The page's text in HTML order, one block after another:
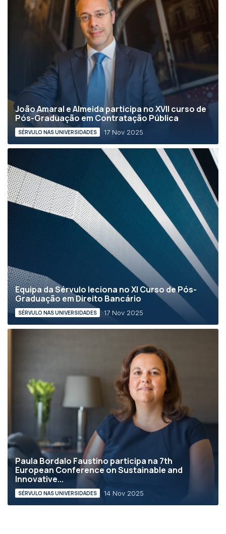
João Amaral e Almeida participa no XVII curso de
Pós-Graduação em Contratação Pública
SÉRVULO NAS UNIVERSIDADES 17 Nov 2025
Equipa da Sérvulo leciona no XI Curso de Pós-
Graduação em Direito Bancário
SÉRVULO NAS UNIVERSIDADES 17 Nov 2025
Paula Bordalo Faustino participa na 7th
European Conference on Sustainable and
Innovative...
SÉRVULO NAS UNIVERSIDADES 14 Nov 2025